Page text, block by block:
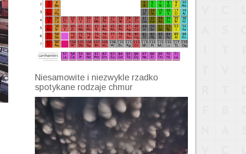
Niesamowite i niezwykle rzadko
spotykane rodzaje chmur